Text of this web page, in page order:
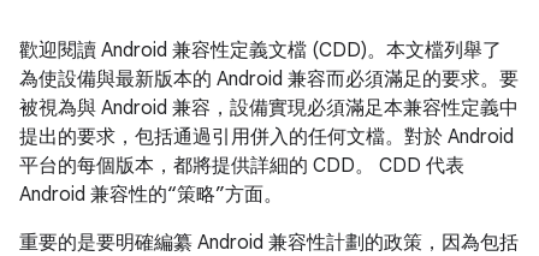
歡迎閱讀 Android 兼容性定義文檔 (CDD)。本文檔列舉了
為使設備與最新版本的 Android 兼容而必須滿足的要求。要
被視為與 Android 兼容，設備實現必須滿足本兼容性定義中
提出的要求，包括通過引用併入的任何文檔。對於 Android
平台的每個版本，都將提供詳細的 CDD。 CDD 代表
Android 兼容性的“策略”方面。
重要的是要明確編纂 Android 兼容性計劃的政策，因為包括